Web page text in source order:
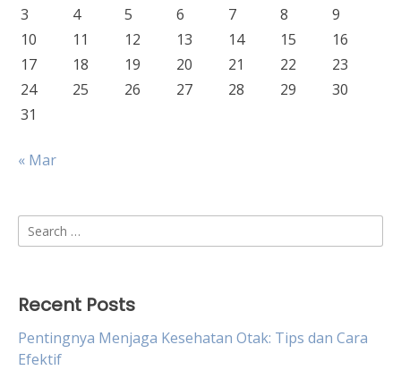
3
4 5 6 7 8
9
10
11 12 13 14 15
16
17
18 19 20 21 22
23
24
25 26 27 28 29
30
31
« Mar
Search
for:
Recent Posts
Pentingnya Menjaga Kesehatan Otak: Tips dan Cara
Efektif